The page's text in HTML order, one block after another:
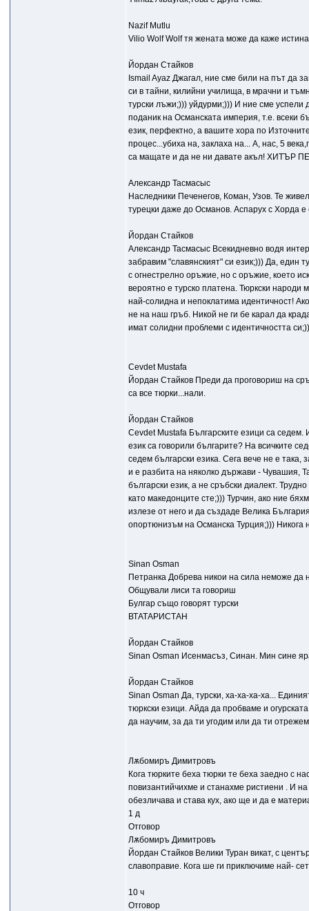
Nazif Mutlu
Vilio Wolf Wolf тя жената може да каже
Йордан Стайков
Ismail Ayaz Джагал, ние сме били на път да
си в тайни, килийни училища, в мрачни и
турски лъжи;))) уйдурми;))) И ние сме успели
поданик на Османската империя, т.е. всеки
език, перфектно, а вашите хора по
процес...убиха на, заклаха на... А, нас, 5
са мащате и да не ни давате акъл! ХИТЪР
Александр Тасмасыс
Наследники Печенегов, Коман, Узов. Те
турецки даже до Османов. Аспарух с Хорда
Йордан Стайков
Александр Тасмасыс Всекидневно водя
забравим "славянският" си език;))) Да, един
с огнестрелно оръжие, но с оръжие, което
вероятно е турско платена. Тюркски
най-солидна и непоклатима идентичност!
не на наш гръб. Никой не ги бе карал да
имат солидни проблеми с идентичността си;))
Cevdet Mustafa
Йордан Стайков Преди да проговориш на
са все тюрки...нали.
Йордан Стайков
Cevdet Mustafa Българските езици са
език са говорили българите? На всичките
седем български езика. Сега вече не е
и е разбита на няколко държави - Чувашия,
български език, а не сръбски диалект.
като македонците сте;))) Турчин, ако ние
излезе от него и да създаде Велика
опортюнизъм на Османска Турция;)))
Sinan Osman
Петранка Добрева никои на сила неможе да
Общували лиси та говориш
Булгар също говорят турски
ВТАТАРИСТАН
Йордан Стайков
Sinan Osman Исенмасъз, Синан. Мин сине
Йордан Стайков
Sinan Osman Да, турски, ха-ха-ха-ха...
тюркски езици. Айда да пробваме и
да научим, за да ти угодим или да ти
Лѫбомиръ Димитровъ
Кога тюрките беха тюрки те беха заедно с
повизантийчихме и станахме ристиени . И
обезличава и става кух, ако ще и да е
1 д
Отговор
Лѫбомиръ Димитровъ
Йордан Стайков Велики Туран викат, с
славоправие. Кога ше ги приключиме най-
10 ч
Отговор